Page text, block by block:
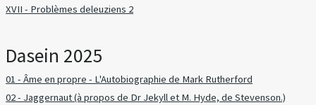
XVII - Problèmes deleuziens 2
Dasein 2025
01 - Âme en propre - L'Autobiographie de Mark Rutherford
02 - Jaggernaut (à propos de Dr Jekyll et M. Hyde, de Stevenson.)